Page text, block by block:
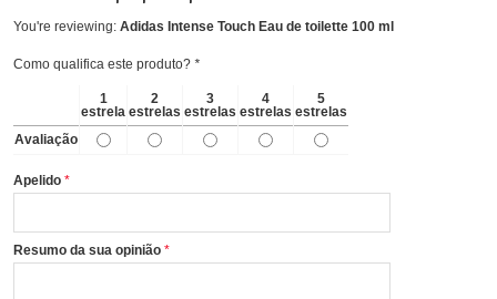
You're reviewing: Adidas Intense Touch Eau de toilette 100 ml
Como qualifica este produto? *
1
estrela
2
estrelas
3
estrelas
4
estrelas
5
estrelas
Avaliação
Apelido
Resumo da sua opinião